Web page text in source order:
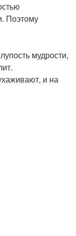
Поэтому
мудрости,
и на